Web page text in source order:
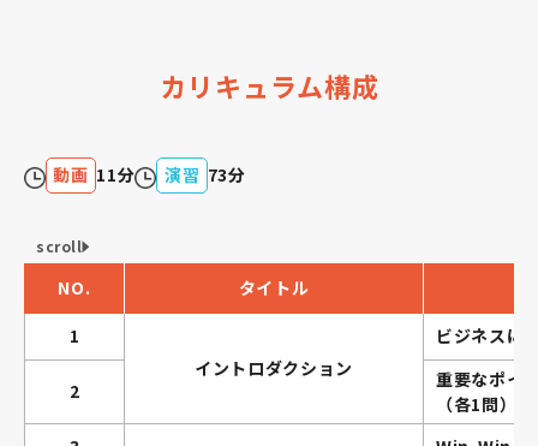
カリキュラム構成
動画 11分 演習 73分
scroll
NO.
タイトル
1
イントロダクション
ビジネスに
2
重要なポイ
（各1問）